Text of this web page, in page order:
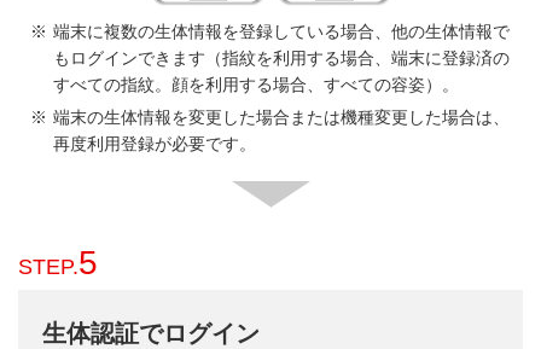
端末に複数の生体情報を登録している場合、他の生体情報で
もログインできます（指紋を利用する場合、端末に登録済の
すべての指紋。顔を利用する場合、すべての容姿）。
端末の生体情報を変更した場合または機種変更した場合は、
再度利用登録が必要です。
STEP.5
生体認証でログイン